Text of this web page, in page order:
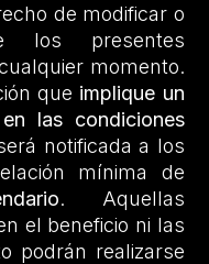
de modificar o
los presentes
momento.
que implique un
las condiciones
notificada a los
mínima de
. Aquellas
el beneficio ni las
podrán realizarse